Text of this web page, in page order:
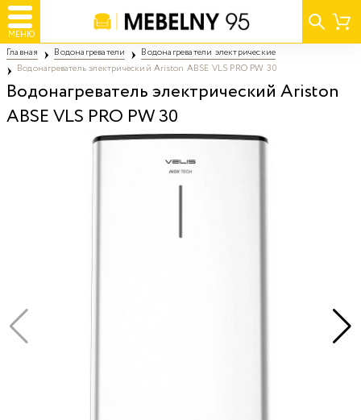
МЕНЮ
Главная Водонагреватели
Водонагреватели электрические
Водонагреватель электрический Ariston ABSE VLS PRO PW 30
Водонагреватель электрический Ariston
ABSE VLS PRO PW 30